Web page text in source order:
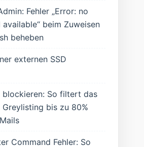
Fehler „Error: no
available“ beim Zuweisen
beheben
externen SSD
blockieren: So filtert das
bis zu 80%
Command Fehler: So